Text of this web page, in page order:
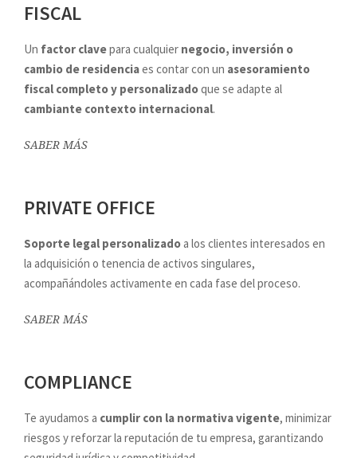
FISCAL
Un factor clavepara cualquier negocio, inversión o
cambio de residenciaes contar con un asesoramiento
fiscal completo y personalizadoque se adapte al
cambiante contexto internacional.
SABER MÁS
PRIVATE OFFICE
Soporte legal personalizadoa los clientes interesados en
la adquisición o tenencia de activos singulares,
acompañándoles activamente en cada fase del proceso.
SABER MÁS
COMPLIANCE
Te ayudamos a cumplir con la normativa vigente, minimizar
riesgos y reforzar la reputación de tu empresa, garantizando